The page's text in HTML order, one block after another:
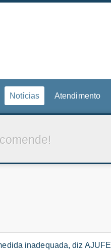
Notícias Atendimento
inadequada, diz AJUFE